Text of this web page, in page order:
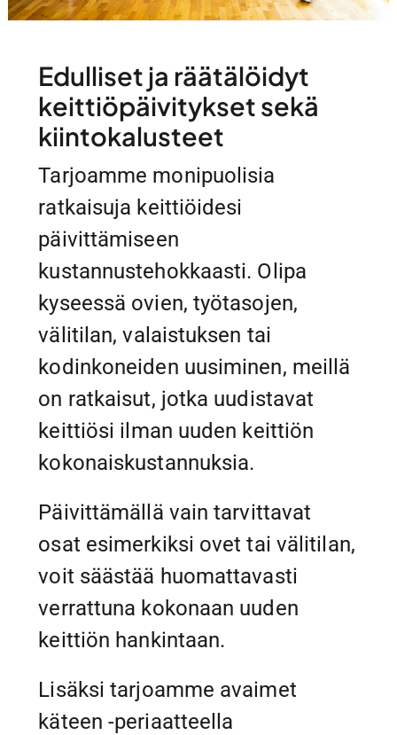
Edulliset ja räätälöidyt
keittiöpäivitykset sekä
kiintokalusteet
Tarjoamme monipuolisia
ratkaisuja keittiöidesi
päivittämiseen
kustannustehokkaasti. Olipa
kyseessä ovien, työtasojen,
välitilan, valaistuksen tai
kodinkoneiden uusiminen, meillä
on ratkaisut, jotka uudistavat
keittiösi ilman uuden keittiön
kokonaiskustannuksia.
Päivittämällä vain tarvittavat
osat esimerkiksi ovet tai välitilan,
voit säästää huomattavasti
verrattuna kokonaan uuden
keittiön hankintaan.
Lisäksi tarjoamme avaimet
käteen -periaatteella